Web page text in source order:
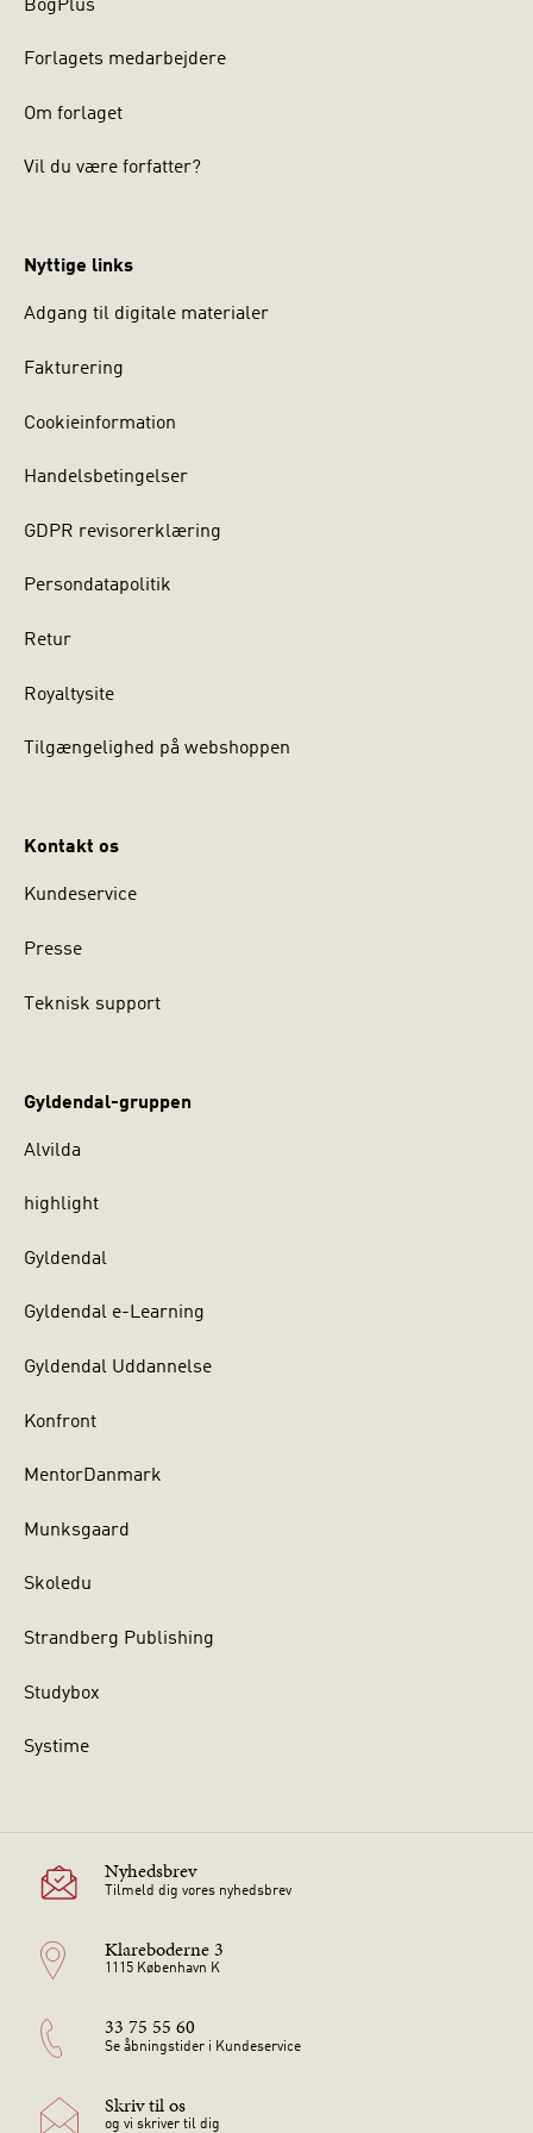
BogPlus
Forlagets medarbejdere
Om forlaget
Vil du være forfatter?
Nyttige links
Adgang til digitale materialer
Fakturering
Cookieinformation
Handelsbetingelser
GDPR revisorerklæring
Persondatapolitik
Retur
Royaltysite
Tilgængelighed på webshoppen
Kontakt os
Kundeservice
Presse
Teknisk support
Gyldendal-gruppen
Alvilda
highlight
Gyldendal
Gyldendal e-Learning
Gyldendal Uddannelse
Konfront
MentorDanmark
Munksgaard
Skoledu
Strandberg Publishing
Studybox
Systime
Nyhedsbrev
Tilmeld dig vores nyhedsbrev
Klareboderne 3
1115 København K
33 75 55 60
Se åbningstider i Kundeservice
Skriv til os
og vi skriver til dig